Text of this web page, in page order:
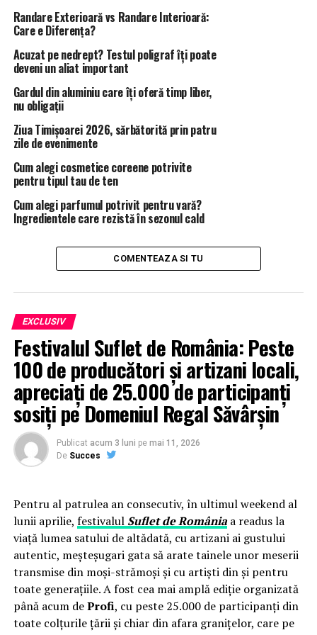
Randare Exterioară vs Randare Interioară:
Care e Diferența?
Acuzat pe nedrept? Testul poligraf îţi poate
deveni un aliat important
Gardul din aluminiu care îți oferă timp liber,
nu obligații
Ziua Timișoarei 2026, sărbătorită prin patru
zile de evenimente
Cum alegi cosmetice coreene potrivite
pentru tipul tau de ten
Cum alegi parfumul potrivit pentru vară?
Ingredientele care rezistă în sezonul cald
COMENTEAZA SI TU
EXCLUSIV
Festivalul Suflet de România: Peste
100 de producători și artizani locali,
apreciați de 25.000 de participanți
sosiți pe Domeniul Regal Săvârșin
Publicat acum 3 luni pe mai 11, 2026
De Succes
Pentru al patrulea an consecutiv, în ultimul weekend al
lunii aprilie, festivalul Suflet de Româniaa readus la
viață lumea satului de altădată, cu artizani ai gustului
autentic, meșteșugari gata să arate tainele unor meserii
transmise din moși-strămoși și cu artiști din și pentru
toate generațiile. A fost cea mai amplă ediție organizată
până acum deProfi, cu peste 25.000 de participanți din
toate colțurile țării și chiar din afara granițelor, care pe